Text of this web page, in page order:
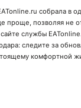
собрала в
проще, позволяя не
сайте службы
следите за
комфортной